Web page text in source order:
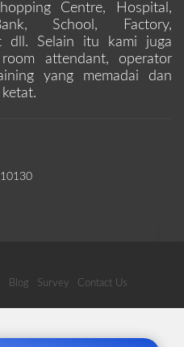
Centre, Hospital,
School, Factory,
dll. Selain itu kami juga
attendant, operator
yang memadai dan
Blog Survey Contact Us